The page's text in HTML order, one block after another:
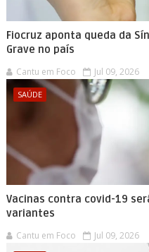
Fiocruz aponta queda da
Grave no país
Cantu em Foco Jul 09, 2026
SAÚDE
Vacinas contra covid-19
variantes
Cantu em Foco Jul 09, 2026